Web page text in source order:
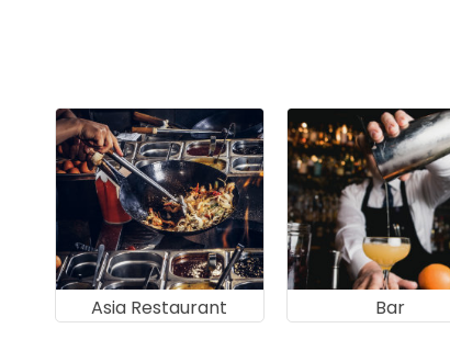
Asia Restaurant Bar